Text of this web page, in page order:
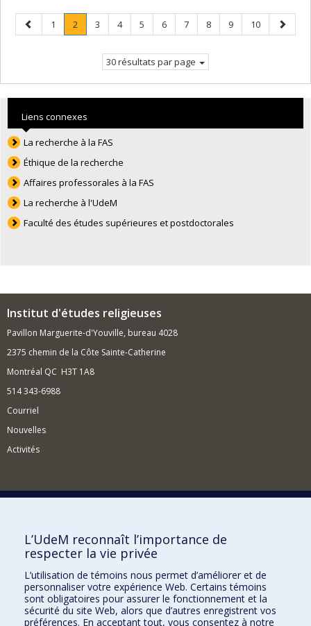
Page
précédente
Page
1 Page
2
Page
Page
3 Page
4 Page
5 Page
6 Page
7 Page
8 Page
9 Page
10
Page
30 résultats par page
Liens connexes
La recherche à la FAS
Éthique de la recherche
Affaires professorales à la FAS
La recherche à l'UdeM
Faculté des études supérieures et postdoctorales
Institut d'études religieuses
Pavillon Marguerite-d'Youville, bureau 4028
2375 chemin de la Côte Sainte-Catherine
Montréal QC H3T 1A8
514 343-6988
Courriel
Nouvelles
Activités
Comment soutenir l'Institut?
BESOIN D'AIDE?
Plan du site
Signaler une erreur
Accessibilité
L’UdeM reconnaît l’importance de
respecter la vie privée
L’utilisation de témoins nous permet d’améliorer et de
personnaliser votre expérience Web. Certains témoins
sont obligatoires pour assurer le fonctionnement et la
sécurité du site Web, alors que d’autres enregistrent vos
préférences. En acceptant tout, vous consentez à notre